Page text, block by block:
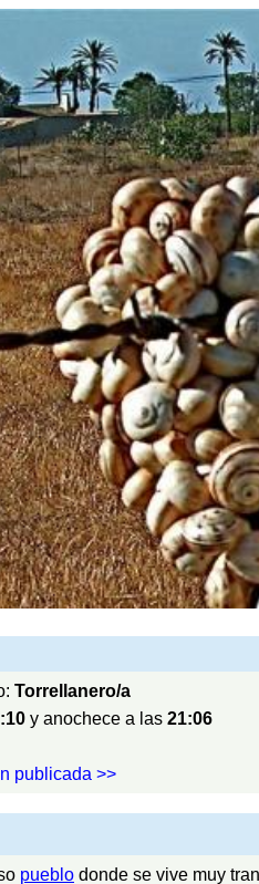
Torrellanero/a
y anochece a las 21:06
publicada >>
pueblo donde se vive muy